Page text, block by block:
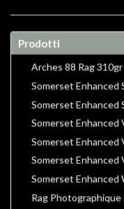
Prodotti
Arches 88 Rag 310gr
Somerset Enhanced
Somerset Enhanced
Somerset
Somerset
Somerset
Somerset Enhanced
Rag Photographique